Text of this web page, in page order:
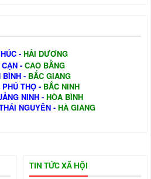
- HẢI DƯƠNG
- CAO BẰNG
BÌNH - BẮC GIANG
PHÚ THỌ - BẮC NINH
NINH - HÒA BÌNH
NGUYÊN - HÀ GIANG
TIN TỨC XÃ HỘI